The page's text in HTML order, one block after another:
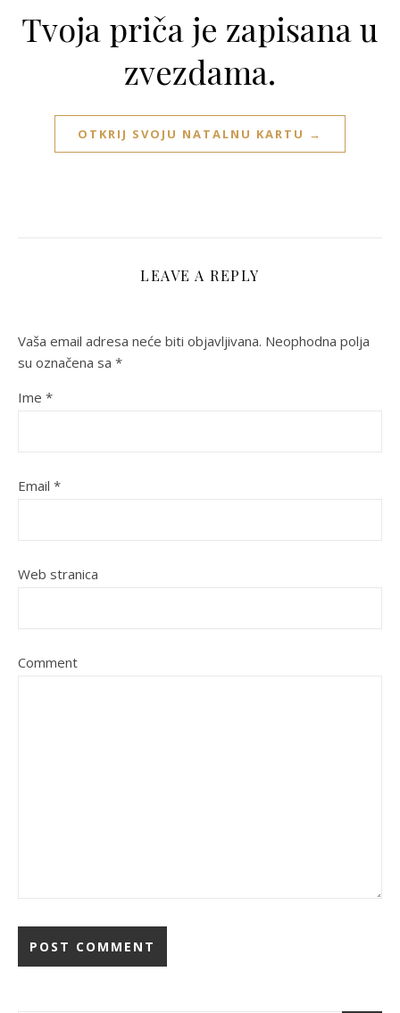
Tvoja priča je zapisana u
zvezdama.
OTKRIJ SVOJU NATALNU KARTU →
LEAVE A REPLY
Vaša email adresa neće biti objavljivana. Neophodna polja
su označena sa *
Ime *
Email *
Web stranica
Comment